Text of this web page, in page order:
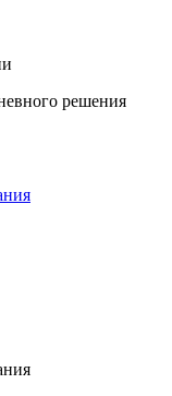
решения